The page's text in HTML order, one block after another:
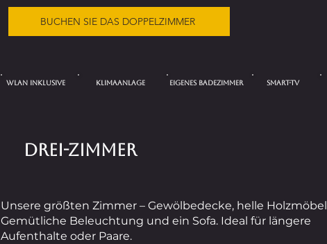
BUCHEN SIE DAS DOPPELZIMMER
WLAN INKLUSIVE KLIMAANLAGE EIGENES BADEZIMMER Smart-TV
DREI-ZIMMER
Unsere größten Zimmer – Gewölbedecke, helle Holzmöbel
Gemütliche Beleuchtung und ein Sofa. Ideal für längere
Aufenthalte oder Paare.